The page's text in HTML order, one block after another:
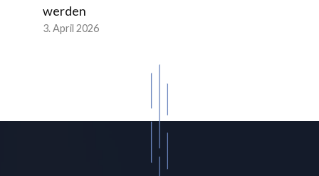
werden
3. April 2026